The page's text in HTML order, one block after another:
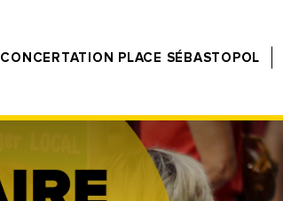
CONCERTATION PLACE SÉBASTOPOL